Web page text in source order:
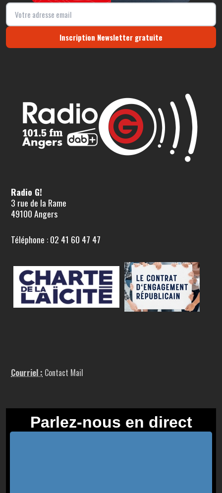
Inscription Newsletter gratuite
Radio G!
3 rue de la Rame
49100 Angers
Téléphone : 02 41 60 47 47
Courriel : Contact Mail